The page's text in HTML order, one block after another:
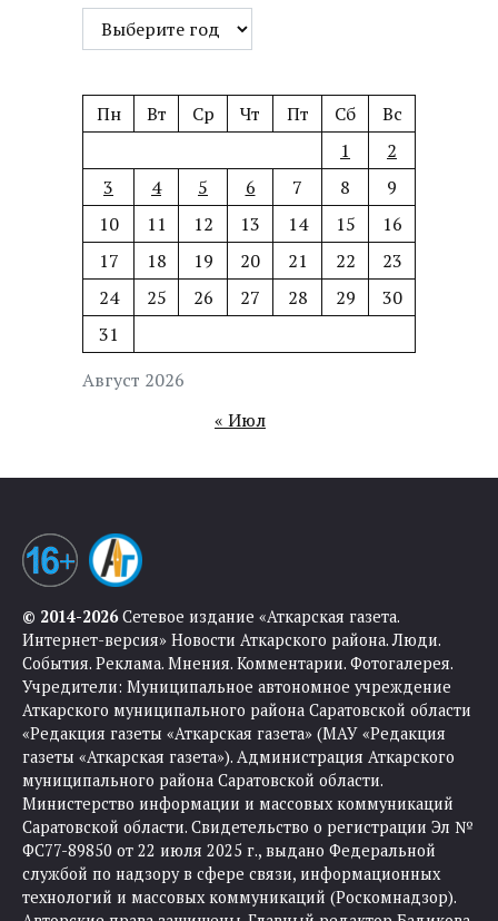
Август 2026
Пн Вт Ср Чт Пт Сб
Вс
1
2
3
4 5 6 7 8
9
10
11 12 13 14 15
16
17
18 19 20 21 22
23
24
25 26 27 28 29
30
31
« Июл
© 2014-2026Сетевое издание «Аткарская газета.
Интернет-версия» Новости Аткарского района. Люди.
События. Реклама. Мнения. Комментарии. Фотогалерея.
Учредители: Муниципальное автономное учреждение
Аткарского муниципального района Саратовской области
«Редакция газеты «Аткарская газета» (МАУ «Редакция
газеты «Аткарская газета»). Администрация Аткарского
муниципального района Саратовской области.
Министерство информации и массовых коммуникаций
Саратовской области. Свидетельство о регистрации Эл №
ФС77-89850 от 22 июля 2025 г., выдано Федеральной
службой по надзору в сфере связи, информационных
технологий и массовых коммуникаций (Роскомнадзор).